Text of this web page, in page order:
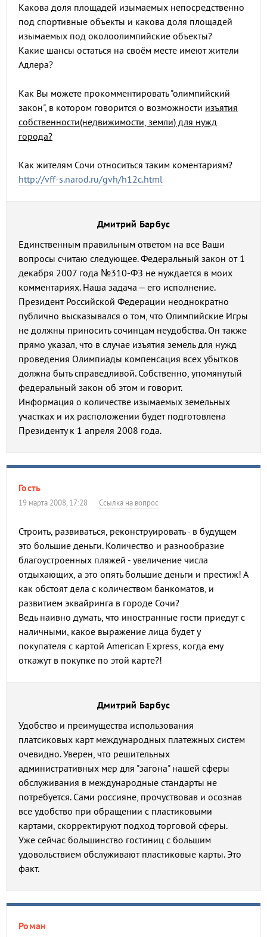
Какова доля площадей изымаемых непосредственно
под спортивные объекты и какова доля площадей
изымаемых под околоолимпийские объекты?
Какие шансы остаться на своём месте имеют жители
Адлера?
Как Вы можете прокомментировать "олимпийский
закон", в котором говорится о возможности изъятия
собственности(недвижимости, земли) для нужд
города?
Как жителям Сочи относиться таким коментариям?
http://vff-s.narod.ru/gvh/h12c.html
Дмитрий Барбус
Единственным правильным ответом на все Ваши
вопросы считаю следующее. Федеральный закон от 1
декабря 2007 года №310-ФЗ не нуждается в моих
комментариях. Наша задача – его исполнение.
Президент Российской Федерации неоднократно
публично высказывался о том, что Олимпийские Игры
не должны приносить сочинцам неудобства. Он также
прямо указал, что в случае изъятия земель для нужд
проведения Олимпиады компенсация всех убытков
должна быть справедливой. Собственно, упомянутый
федеральный закон об этом и говорит.
Информация о количестве изымаемых земельных
участках и их расположении будет подготовлена
Президенту к 1 апреля 2008 года.
Гость
19 марта 2008, 17:28 Ссылка на вопрос
Строить, развиваться, реконструировать - в будущем
это большие деньги. Количество и разнообразие
благоустроенных пляжей - увеличение числа
отдыхающих, а это опять большие деньги и престиж! А
как обстоят дела с количеством банкоматов, и
развитием эквайринга в городе Сочи?
Ведь наивно думать, что иностранные гости приедут с
наличными, какое выражение лица будет у
покупателя с картой American Express, когда ему
откажут в покупке по этой карте?!
Дмитрий Барбус
Удобство и преимущества использования
платсиковых карт международных платежных систем
очевидно. Уверен, что решительных
административных мер для "загона" нашей сферы
обслуживания в международные стандарты не
потребуется. Сами россияне, прочуствовав и осознав
все удобство при обращении с пластиковыми
картами, скорректируют подход торговой сферы.
Уже сейчас большинство гостиниц с большим
удовольствием обслуживают пластиковые карты. Это
факт.
Роман